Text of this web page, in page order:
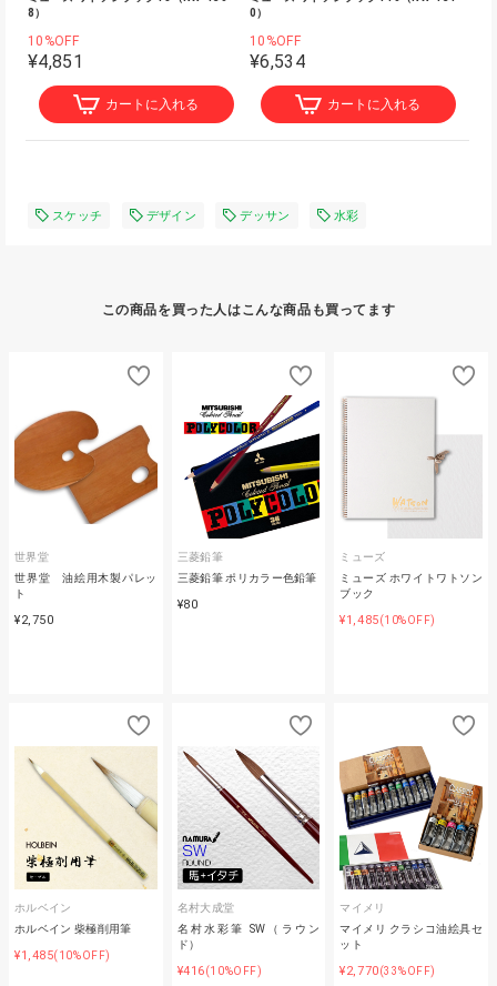
8）
10%OFF
¥4,851
カートに入れる
0）
10%OFF
¥6,534
カートに入れる
スケッチ デザイン デッサン 水彩
この商品を買った人はこんな商品も買ってます
世界堂
世界堂 油絵用木製パレッ
ト
¥2,750
三菱鉛筆
三菱鉛筆 ポリカラー色鉛筆
¥80
ミューズ
ミューズ ホワイトワトソン
ブック
¥1,485(10%OFF)
ホルベイン
ホルベイン 柴極削用筆
¥1,485(10%OFF)
名村大成堂
名村水彩筆 SW（ラウン
ド）
¥416(10%OFF)
マイメリ
マイメリ クラシコ油絵具セ
ット
¥2,770(33%OFF)